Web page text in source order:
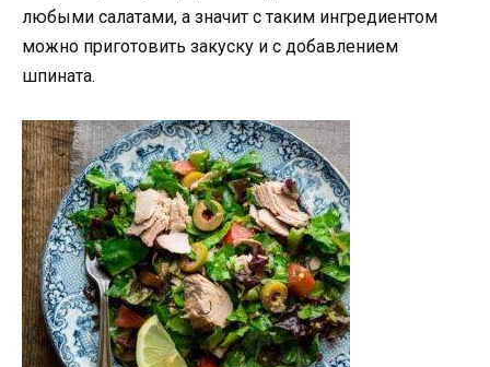
любыми салатами, а значит с таким ингредиентом
можно приготовить закуску и с добавлением
шпината.